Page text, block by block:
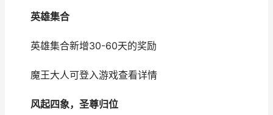
英雄集合
英雄集合新增30-60天的奖励
魔王大人可登入游戏查看详情
风起四象，圣尊归位